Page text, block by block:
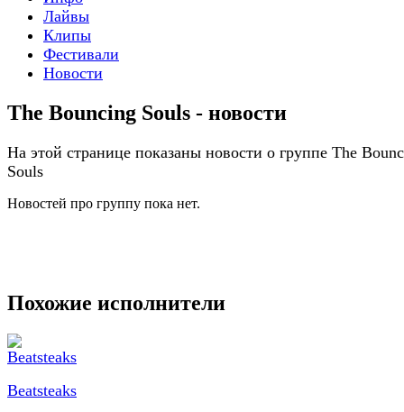
Лайвы
Клипы
Фестивали
Новости
The Bouncing Souls - новости
На этой странице показаны новости о группе The
Souls
Новостей про группу пока нет.
Похожие исполнители
Beatsteaks